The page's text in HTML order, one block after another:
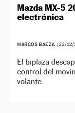
Mazda MX-5
electrónica
MARCOS BAEZA | 22/12/
El biplaza
control del
volante.